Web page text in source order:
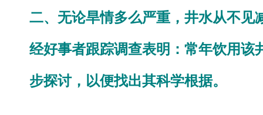
二、无论旱情多么严重，井水从不见
经好事者跟踪调查表明：常年饮用该
步探讨，以便找出其科学根据。